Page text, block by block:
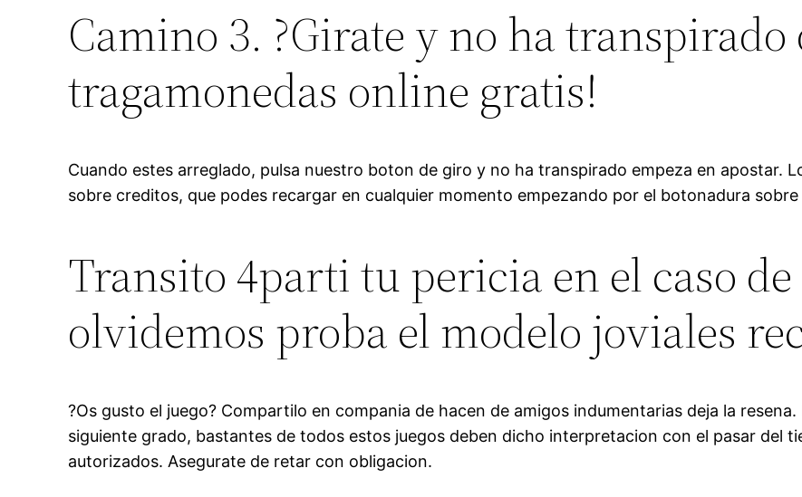
Camino 3. ?Girate y no ha
tragamonedas online gratis!
Cuando estes arreglado, pulsa nuestro boton de giro y no ha transpirado empeza en apostar.
sobre creditos, que podes recargar en cualquier momento empezando por el botonadura
Transito 4parti tu pericia en el caso
olvidemos proba el modelo joviales
?Os gusto el juego? Compartilo en compania de hacen de amigos indumentarias deja la
siguiente grado, bastantes de todos estos juegos deben dicho interpretacion con el pasar del
autorizados. Asegurate de retar con obligacion.